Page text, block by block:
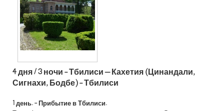
4 дня / 3 ночи -Тбилиси – Кахетия (Цинандали,
Сигнахи, Бодбе) - Тбилиси
1 день. - Прибытие в Тбилиси.